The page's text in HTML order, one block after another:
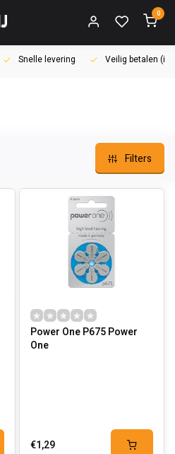
0
Snelle levering Veilig betalen
Filters
Power One P675 Power
One
€1,29